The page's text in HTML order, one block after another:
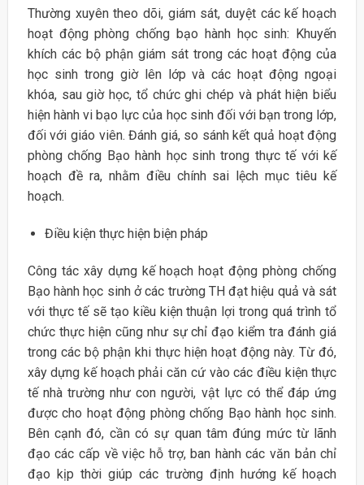
Thường xuyên theo dõi, giám sát, duyệt các kế hoạch
hoạt động phòng chống bạo hành học sinh: Khuyến
khích các bộ phận giám sát trong các hoạt động của
học sinh trong giờ lên lớp và các hoạt động ngoại
khóa, sau giờ học, tổ chức ghi chép và phát hiện biểu
hiện hành vi bạo lực của học sinh đối với bạn trong lớp,
đối với giáo viên. Đánh giá, so sánh kết quả hoạt động
phòng chống Bạo hành học sinh trong thực tế với kế
hoạch đề ra, nhằm điều chính sai lệch mục tiêu kế
hoạch.
Điều kiện thực hiện biện pháp
Công tác xây dựng kế hoạch hoạt động phòng chống
Bạo hành học sinh ở các trường TH đạt hiệu quả và sát
với thực tế sẽ tạo kiều kiện thuận lợi trong quá trình tổ
chức thực hiện cũng như sự chỉ đạo kiểm tra đánh giá
trong các bộ phận khi thực hiện hoạt động này. Từ đó,
xây dựng kế hoạch phải căn cứ vào các điều kiện thực
tế nhà trường như con người, vật lực có thể đáp ứng
được cho hoạt động phòng chống Bạo hành học sinh.
Bên cạnh đó, cần có sự quan tâm đúng mức từ lãnh
đạo các cấp về việc hỗ trợ, ban hành các văn bản chỉ
đạo kịp thời giúp các trường định hướng kế hoạch